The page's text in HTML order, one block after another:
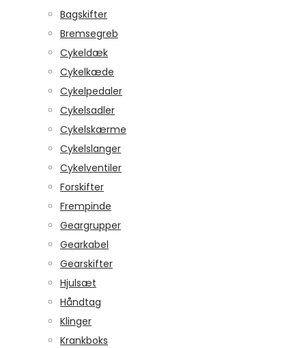
Bagskifter
Bremsegreb
Cykeldæk
Cykelkæde
Cykelpedaler
Cykelsadler
Cykelskærme
Cykelslanger
Cykelventiler
Forskifter
Frempinde
Geargrupper
Gearkabel
Gearskifter
Hjulsæt
Håndtag
Klinger
Krankboks